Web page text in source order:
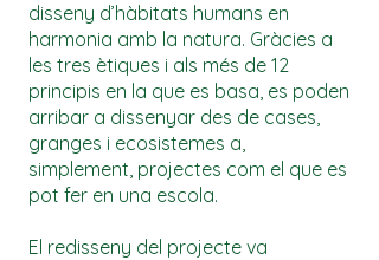
disseny d’hàbitats humans en
harmonia amb la natura. Gràcies a
les tres ètiques i als més de 12
principis en la que es basa, es poden
arribar a dissenyar des de cases,
granges i ecosistemes a,
simplement, projectes com el que es
pot fer en una escola.
El redisseny del projecte va